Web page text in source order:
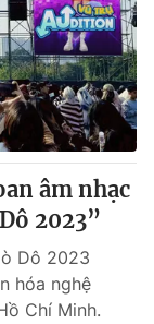
bằng AI
âm nhạc
2023”
Dô 2023
hóa nghệ
Chí Minh.